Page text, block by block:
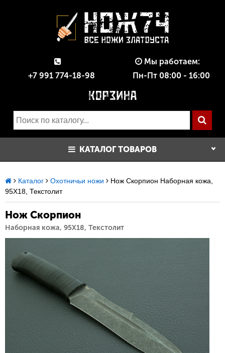
+7 991 774-18-98
Мы работаем:
Пн-Пт 08:00 - 16:00
КАТАЛОГ ТОВАРОВ
Каталог Охотничьи ножи
Нож Скорпион Наборная кожа,
95Х18, Текстолит
Нож Скорпион
Наборная кожа, 95Х18, Текстолит